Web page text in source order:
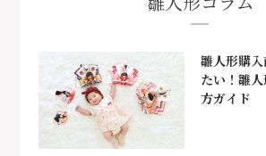
雛人形購
たい！雛
方ガイド